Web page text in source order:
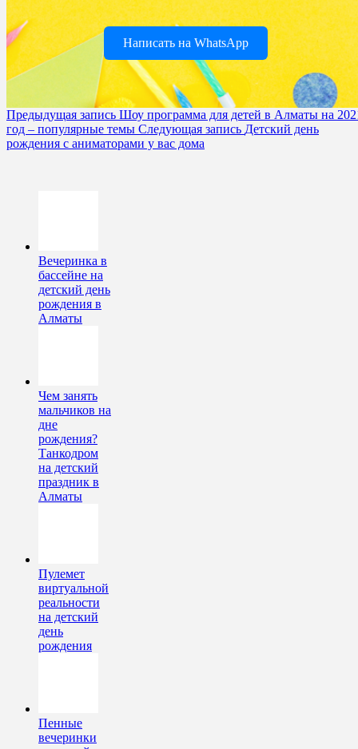
Написать на WhatsApp
Предыдущая запись Шоу программа для детей в Алматы на
год – популярные темы Следующая запись Детский день
рождения с аниматорами у вас дома
Вечеринка в
бассейне на
детский день
рождения в
Алматы
Чем занять
мальчиков на
дне
рождения?
Танкодром
на детский
праздник в
Алматы
Пулемет
виртуальной
реальности
на детский
день
рождения
Пенные
вечеринки